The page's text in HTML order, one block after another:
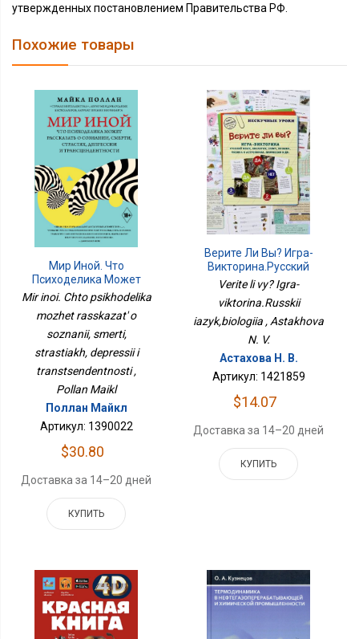
утвержденных постановлением Правительства РФ.
Похожие товары
Мир Иной. Что
Психоделика Может
Рассказать О Сознании,
Смерти, Страстях,
Депрессии И
Трансцендентности
Mir inoi. Chto psikhodelika
mozhet rasskazat' o
soznanii, smerti,
strastiakh, depressii i
transtsendentnosti ,
Pollan Maikl
Поллан Майкл
Артикул: 1390022
$30.80
Доставка за 14–20 дней
КУПИТЬ
Верите Ли Вы? Игра-
Викторина.Русский
Язык,биология
Verite li vy? Igra-
viktorina.Russkii
iazyk,biologiia , Astakhova
N. V.
Астахова Н. В.
Артикул: 1421859
$14.07
Доставка за 14–20 дней
КУПИТЬ